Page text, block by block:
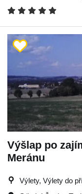
Výšlap po
Meránu
Výlety, Výlety do